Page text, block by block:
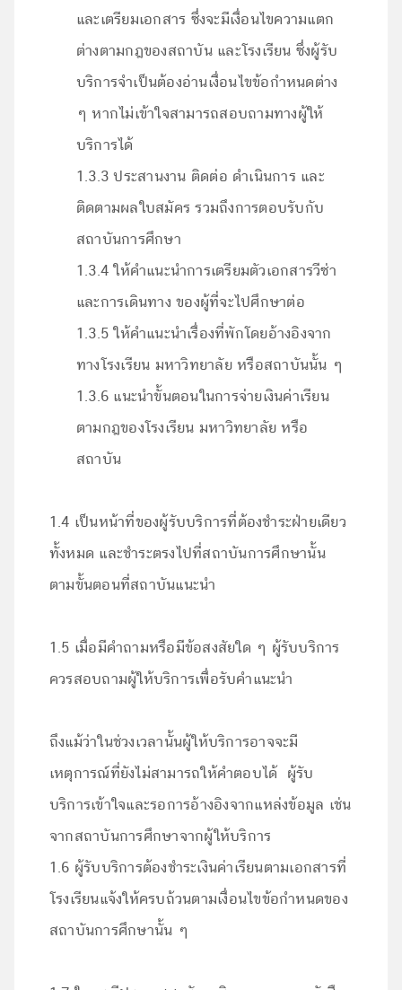
และเตรียมเอกสาร ซึ่งจะมีเงื่อนไขความแตก
ต่างตามกฎของสถาบัน และโรงเรียน ซึ่งผู้รับ
บริการจำเป็นต้องอ่านเงื่อนไขข้อกำหนดต่าง
ๆ หากไม่เข้าใจสามารถสอบถามทางผู้ให้
บริการได้
1.3.3 ประสานงาน ติดต่อ ดำเนินการ และ
ติดตามผลใบสมัคร รวมถึงการตอบรับกับ
สถาบันการศึกษา
1.3.4 ให้คำแนะนำการเตรียมตัวเอกสารวีซ่า
และการเดินทาง ของผู้ที่จะไปศึกษาต่อ
1.3.5 ให้คำแนะนำเรื่องที่พักโดยอ้างอิงจาก
ทางโรงเรียน มหาวิทยาลัย หรือสถาบันนั้น ๆ
1.3.6 แนะนำขั้นตอนในการจ่ายเงินค่าเรียน
ตามกฎของโรงเรียน มหาวิทยาลัย หรือ
สถาบัน
1.4 เป็นหน้าที่ของผู้รับบริการที่ต้องชำระฝ่ายเดียว
ทั้งหมด และชำระตรงไปที่สถาบันการศึกษานั้น
ตามขั้นตอนที่สถาบันแนะนำ
1.5 เมื่อมีคำถามหรือมีข้อสงสัยใด ๆ ผู้รับบริการ
ควรสอบถามผู้ให้บริการเพื่อรับคำแนะนำ
ถึงแม้ว่าในช่วงเวลานั้นผู้ให้บริการอาจจะมี
เหตุการณ์ที่ยังไม่สามารถให้คำตอบได้ ผู้รับ
บริการเข้าใจและรอการอ้างอิงจากแหล่งข้อมูล เช่น
จากสถาบันการศึกษาจากผู้ให้บริการ
1.6 ผู้รับบริการต้องชำระเงินค่าเรียนตามเอกสารที่
โรงเรียนแจ้งให้ครบถ้วนตามเงื่อนไขข้อกำหนดของ
สถาบันการศึกษานั้น ๆ